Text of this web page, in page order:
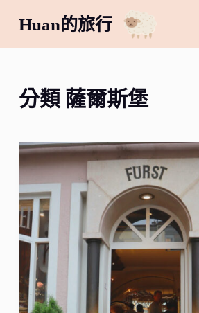
跳
至
主
內
容
Huan的旅行
分類薩爾斯堡